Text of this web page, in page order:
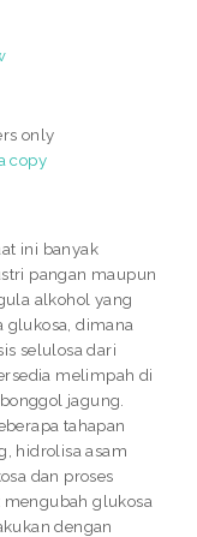
only
copy
ini banyak
pangan maupun
alkohol yang
glukosa, dimana
selulosa dari
melimpah di
jagung.
tahapan
hidrolisa asam
dan proses
glukosa
dengan